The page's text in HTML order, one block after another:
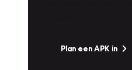
Plan een APK in